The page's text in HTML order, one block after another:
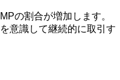
の割合が増加します。
意識して継続的に取引す